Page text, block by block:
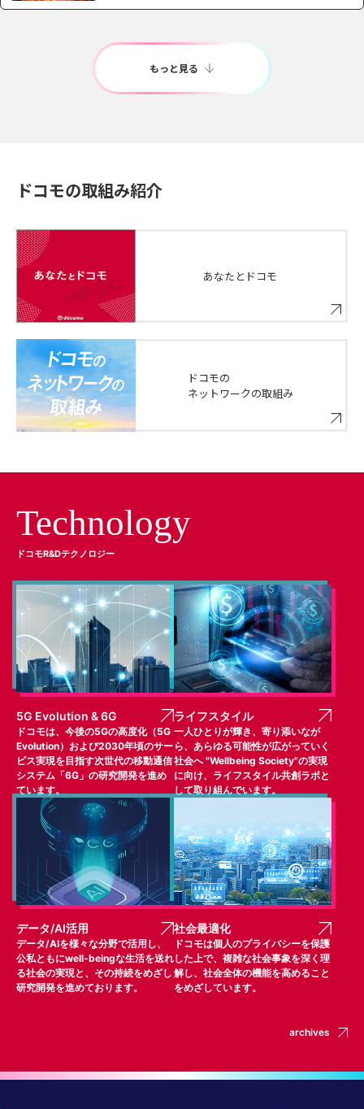
もっと見る
ドコモの取組み紹介
あなたとドコモ
ドコモの
ネットワークの取組み
Technology
ドコモR&Dテクノロジー
5G Evolution & 6G
ドコモは、今後の5Gの高度化（5G
Evolution）および2030年頃のサー
ビス実現を目指す次世代の移動通信
システム「6G」の研究開発を進め
ています。
ライフスタイル
一人ひとりが輝き、寄り添いなが
ら、あらゆる可能性が広がっていく
社会へ "Wellbeing Society"の実現
に向け、ライフスタイル共創ラボと
して取り組んでいます。
データ/AI活用
データ/AIを様々な分野で活用し、
公私ともにwell-beingな生活を送れ
る社会の実現と、その持続をめざし
研究開発を進めております。
社会最適化
ドコモは個人のプライバシーを保護
した上で、複雑な社会事象を深く理
解し、社会全体の機能を高めること
をめざしています。
archives